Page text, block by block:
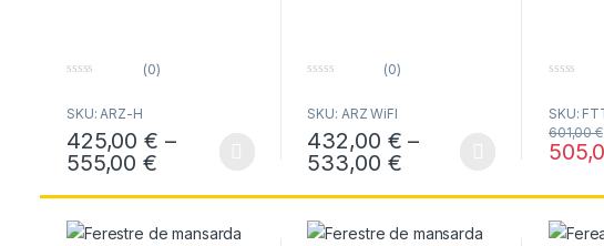
u
o
f
5
(0)
SKU: ARZ-H
425,00€ –
555,00€Interval de prețuri: 425,00 € până la
Acest produs are mai multe variații. Opțiunile pot fi alese în pagina
u
o
f
5
(0)
SKU: ARZ WiFI
432,00 € –
533,00 €Interval de prețuri:
Acest produs are mai multe variații.
u
t
o
f
SKU:
601,00€
Acest